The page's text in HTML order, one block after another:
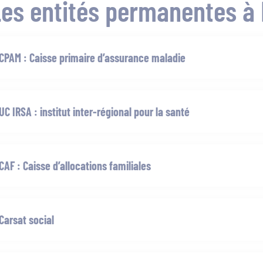
entités permanentes à
: Caisse primaire d’assurance maladie
UC IRSA : institut inter-régional pour la santé
: Caisse d’allocations familiales
social